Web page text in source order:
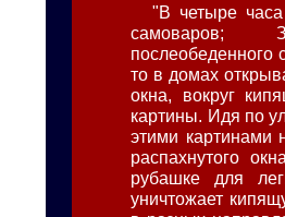
"В четыре
самоваров;
послеобеденного
то в домах
окна, вокруг
картины. Идя по
этими картинами
распахнутого
рубашке для
уничтожает